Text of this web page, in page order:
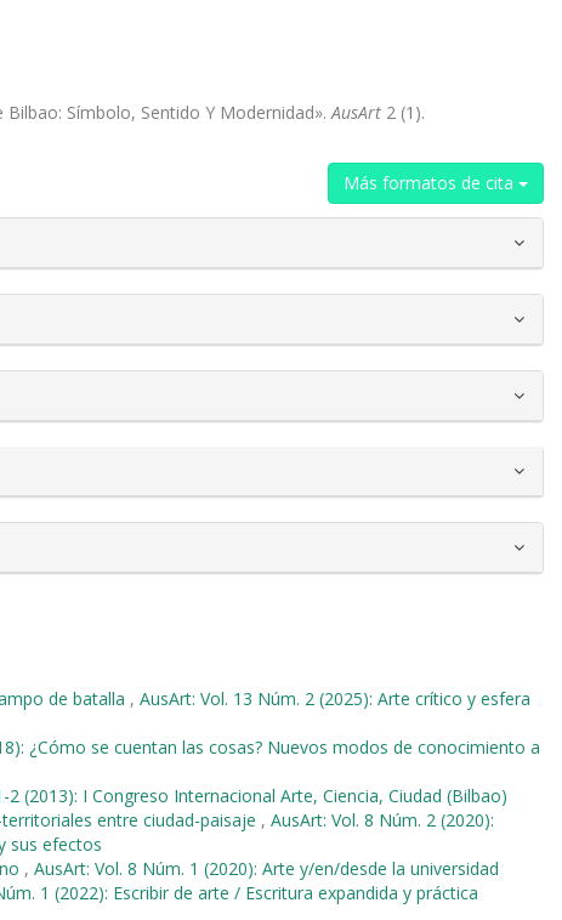
Símbolo, Sentido Y Modernidad». AusArt 2 (1).
Más formatos de cita
de batalla , AusArt: Vol. 13 Núm. 2 (2025): Arte crítico y esfera
¿Cómo se cuentan las cosas? Nuevos modos de conocimiento a
2 (2013): I Congreso Internacional Arte, Ciencia, Ciudad (Bilbao)
entre ciudad-paisaje , AusArt: Vol. 8 Núm. 2 (2020):
sus efectos
, AusArt: Vol. 8 Núm. 1 (2020): Arte y/en/desde la universidad
1 (2022): Escribir de arte / Escritura expandida y práctica